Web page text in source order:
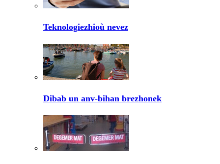
Teknologiezhioù nevez
Dibab un anv-bihan brezhonek